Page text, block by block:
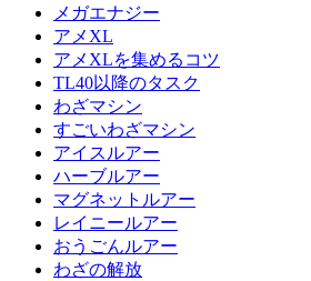
メガエナジー
アメXL
アメXLを集めるコツ
TL40以降のタスク
わざマシン
すごいわざマシン
アイスルアー
ハーブルアー
マグネットルアー
レイニールアー
おうごんルアー
わざの解放